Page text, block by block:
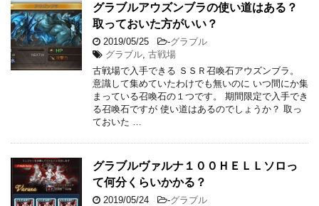
グラブルアウズンブラの使い道はある？
取っておいた方がいい？
2019/05/25 -グラブル
グラブル 古戦場
古戦場で入手できる ＳＳＲ召喚石アウズンブラ。
意識して集めていたわけでも無いのに いつ間にか集
まっている召喚石の１つです。 期間限定で入手でき
る召喚石ですが 使い道はあるのでしょうか？ 取っ
ておいた …
グラブルヴァルナ１００ＨＥＬＬソロっ
て何分くらいかかる？
2019/05/24 -グラブル